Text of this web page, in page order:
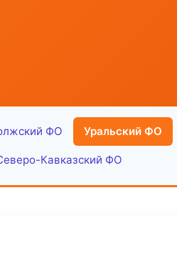
ФО Уральский ФО
Кавказский ФО